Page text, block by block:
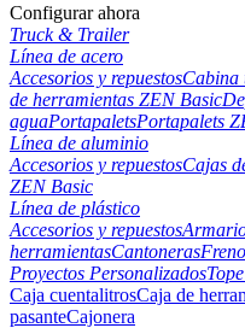
Configurar ahora
Truck & Trailer
Línea de acero
Accesorios y repuestosCabina
de herramientas ZEN Basic
aguaPortapaletsPortapalets
Línea de aluminio
Accesorios y repuestosCajas
ZEN Basic
Línea de plástico
Accesorios y repuestos
herramientasCantoneras
Proyectos Personalizados
Caja cuentalitrosCaja de
pasanteCajonera